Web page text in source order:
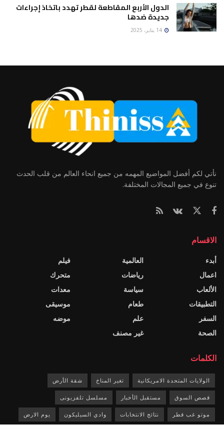
الدول الأربع المقاطعة لقطر تهدد باتخاذ إجراءات
جديدة ضدها
نأتي لكم أفضل المواضيع المهمه من جميع انحاء العالم من قلب الحدث
تنوع في جميع المجالات المختلفة.
الاقسام
أبدء
اعمال
الألعاب
التطبيقات
السفر
الصحة
العالمية
رياضات
سياسة
طعام
علم
غير مصنف
فيلم
متحرك
معدات
موسيقى
موضه
الكلمات
الولايات المتحدة الامريكانية تغير المناخ شقة الأرض
قصص السوق مستقبل الأخبار مسلسل تلفزيونى
موتو غب قطر نتائج الانتخابات وادي السيليكون يوم الارض